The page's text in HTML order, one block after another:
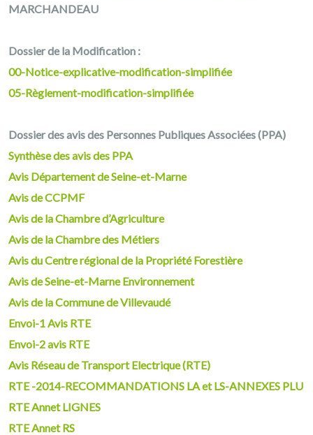
MARCHANDEAU
Dossier de la Modification :
00-Notice-explicative-modification-simplifiée
05-Règlement-modification-simplifiée
Dossier des avis des Personnes Publiques Associées (PPA)
Synthèse des avis des PPA
Avis Département de Seine-et-Marne
Avis de CCPMF
Avis de la Chambre d’Agriculture
Avis de la Chambre des Métiers
Avis du Centre régional de la Propriété Forestière
Avis de Seine-et-Marne Environnement
Avis de la Commune de Villevaudé
Envoi-1 Avis RTE
Envoi-2 avis RTE
Avis Réseau de Transport Electrique (RTE)
RTE -2014-RECOMMANDATIONS LA et LS-ANNEXES PLU
RTE Annet LIGNES
RTE Annet RS